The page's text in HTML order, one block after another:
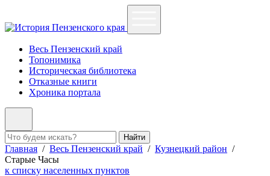
Весь Пензенский край
Топонимика
Историческая библиотека
Отказные книги
Хроника портала
Найти
Главная / Весь Пензенский край / Кузнецкий район /
Старые Часы
к списку населенных пунктов